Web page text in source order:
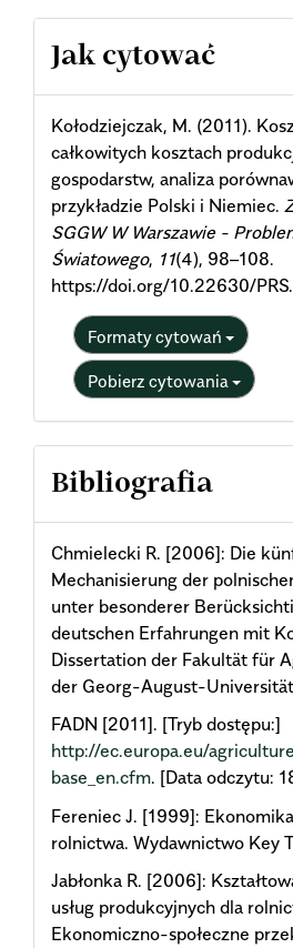
Article
Details
Jak cytować
Kołodziejczak, M. (2011).
całkowitych kosztach
gospodarstw, analiza
przykładzie Polski i Niemiec.
SGGW W Warszawie -
Światowego, 11(4), 98–108.
https://doi.org/10.22630/
Formaty cytowań
Pobierz cytowania
Bibliografia
Chmielecki R. [2006]: Die
Mechanisierung der
unter besonderer
deutschen Erfahrungen mit
Dissertation der Fakultät für
der Georg-August-
FADN [2011]. [Tryb dostępu:]
http://ec.europa.eu/
base_en.cfm. [Data odczytu:
Fereniec J. [1999]:
rolnictwa. Wydawnictwo Key
Jabłonka R. [2006]:
usług produkcyjnych dla
Ekonomiczno-społeczne